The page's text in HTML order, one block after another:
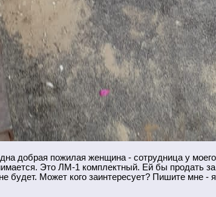
добрая пожилая женщина - сотрудница у
Это ЛМ-1 комплектный. Ей бы продать
будет. Может кого заинтересует? Пишите мне -